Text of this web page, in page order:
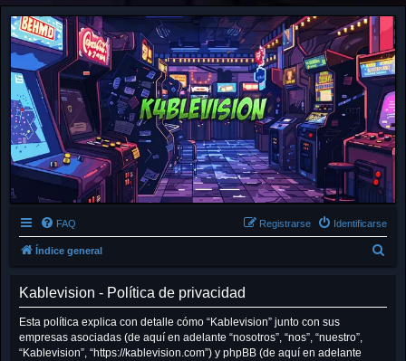
FAQ Identificarse
Registrarse
Índice general
Kablevision - Política de privacidad
Esta política explica con detalle cómo “Kablevision” junto con sus
empresas asociadas (de aquí en adelante “nosotros”, “nos”, “nuestro”,
“Kablevision”, “https://kablevision.com”) y phpBB (de aquí en adelante